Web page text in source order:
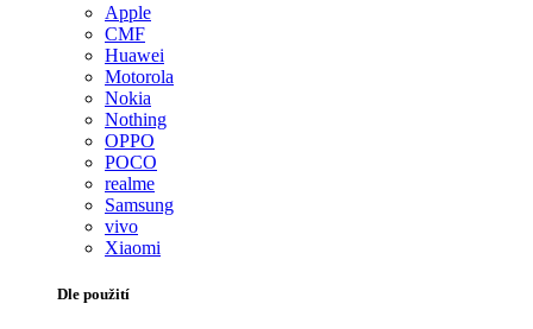
Apple
CMF
Huawei
Motorola
Nokia
Nothing
OPPO
POCO
realme
Samsung
vivo
Xiaomi
Dle použití